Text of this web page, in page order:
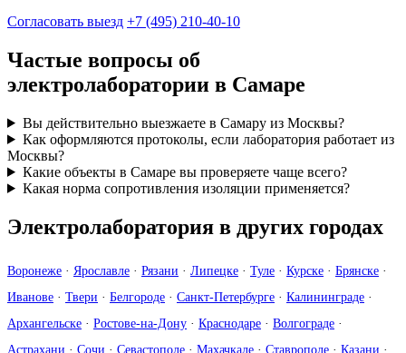
Согласовать выезд +7 (495) 210-40-10
Частые вопросы об
электролаборатории в Самаре
Вы действительно выезжаете в Самару из Москвы?
Как оформляются протоколы, если лаборатория работает из
Москвы?
Какие объекты в Самаре вы проверяете чаще всего?
Какая норма сопротивления изоляции применяется?
Электролаборатория в других городах
Воронеже · Ярославле · Рязани · Липецке · Туле · Курске · Брянске ·
Иванове · Твери · Белгороде · Санкт-Петербурге · Калининграде ·
Архангельске · Ростове-на-Дону · Краснодаре · Волгограде ·
Астрахани · Сочи · Севастополе · Махачкале · Ставрополе · Казани ·